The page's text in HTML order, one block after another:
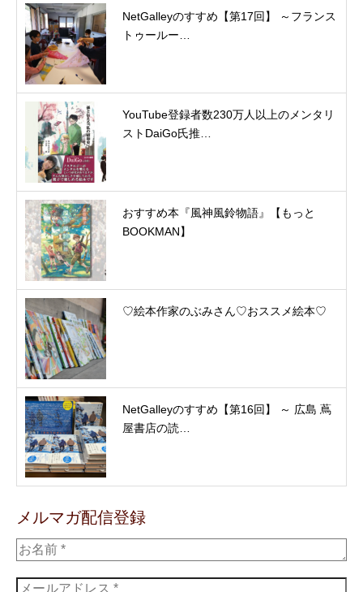
NetGalleyのすすめ【第17回】 ～フランス
トゥールー…
YouTube登録者数230万人以上のメンタリ
ストDaiGo氏推…
おすすめ本『風神風鈴物語』【もっと
BOOKMAN】
♡絵本作家のぶみさん♡おススメ絵本♡
NetGalleyのすすめ【第16回】 ～ 広島 蔦
屋書店の読…
メルマガ配信登録